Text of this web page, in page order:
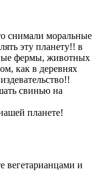
снимали моральные
эту планету!! в
фермы, животных
как в деревнях
свинью на
планете!
вегетарианцами и